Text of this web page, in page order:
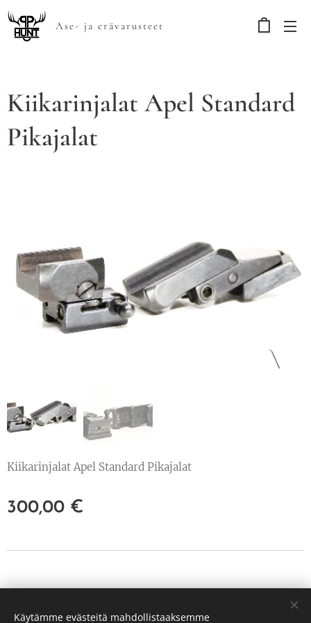
Ase- ja erävarusteet
Kiikarinjalat Apel Standard
Pikajalat
Kiikarinjalat Apel Standard Pikajalat
300,00 €
Käytämme evästeitä mahdollistaaksemme